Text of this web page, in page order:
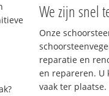
We zijn snel
Onze
reparatie en
en repareren. U
vaak ter plaatse.